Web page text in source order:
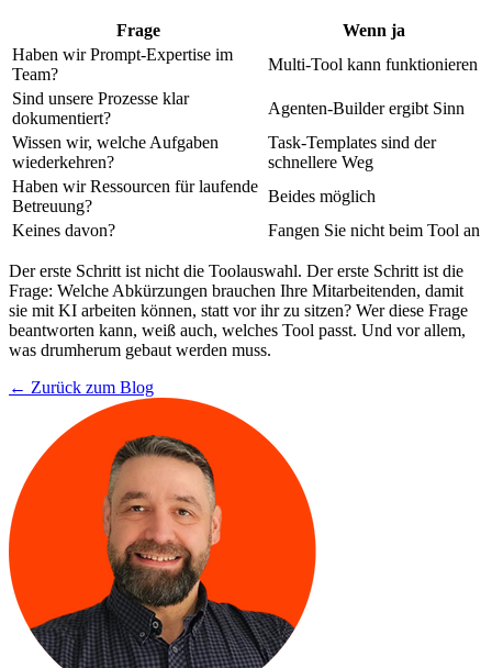
Frage
Wenn ja
Haben wir Prompt-Expertise im
Team?
Multi-Tool kann funktionieren
Sind unsere Prozesse klar
dokumentiert?
Agenten-Builder ergibt Sinn
Wissen wir, welche Aufgaben
wiederkehren?
Task-Templates sind der
schnellere Weg
Haben wir Ressourcen für laufende
Betreuung?
Beides möglich
Keines davon?
Fangen Sie nicht beim Tool an
Der erste Schritt ist nicht die Toolauswahl. Der erste Schritt ist die
Frage: Welche Abkürzungen brauchen Ihre Mitarbeitenden, damit
sie mit KI arbeiten können, statt vor ihr zu sitzen? Wer diese Frage
beantworten kann, weiß auch, welches Tool passt. Und vor allem,
was drumherum gebaut werden muss.
← Zurück zum Blog